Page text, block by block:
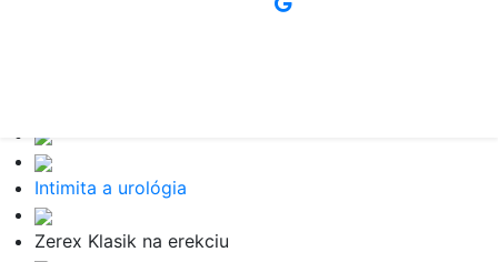
Intimita a urológia
Zerex Klasik na erekciu